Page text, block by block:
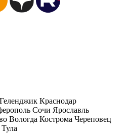
Геленджик Краснодар
Сочи Ярославль
Вологда Кострома Череповец
Тула